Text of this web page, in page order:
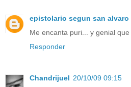
epistolario segun san alvaro
Me encanta puri... y genial
Responder
Chandrijuel 20/10/09 09:15